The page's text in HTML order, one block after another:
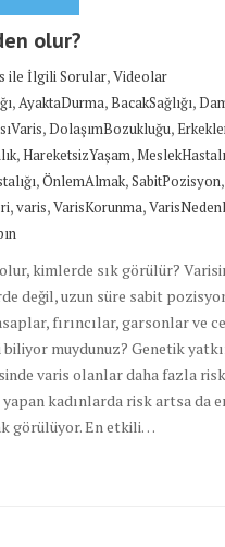
olur?
ile İlgili Sorular,Videolar
,AyaktaDurma,BacakSağlığı,
,DolaşımBozukluğu,
,HareketsizYaşam,
,ÖnlemAlmak,SabitPozisyon,
,varis,VarisKorunma,
kimlerde sık görülür?
değil, uzun süre sabit
fırıncılar, garsonlar ve
biliyor muydunuz? Genetik
varis olanlar daha fazla
kadınlarda risk artsa da
görülüyor. En etkili…